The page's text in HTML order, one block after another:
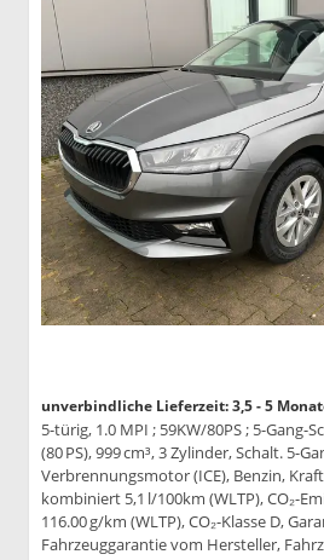
unverbindliche Lieferzeit: 3,5 - 5
5-türig, 1.0 MPI ; 59KW/80PS ; 5-Gang-
(80 PS), 999 cm³, 3 Zylinder, Schalt. 5-
Verbrennungsmotor (ICE), Benzin,
kombiniert 5,1 l/100km (WLTP), CO₂-
116.00 g/km (WLTP), CO₂-Klasse D,
Fahrzeuggarantie vom Hersteller,